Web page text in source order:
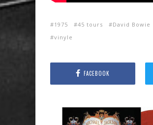
1975 45 tours David Bowie
vinyle
FACEBOOK